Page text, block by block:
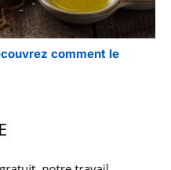
comment le